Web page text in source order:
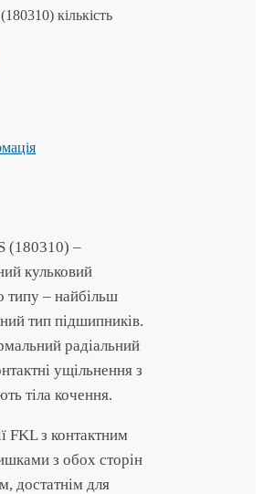
кількість
(180310) –
кульковий
типу – найбільш
тип підшипників.
радіальний
ущільнення з
тіла кочення.
FKL з контактним
з обох сторін
достатнім для